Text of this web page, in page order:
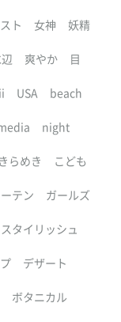
ト 女神 妖精
爽やか 目
USA beach
night
きらめき こども
テン ガールズ
スタイリッシュ
デザート
ボタニカル